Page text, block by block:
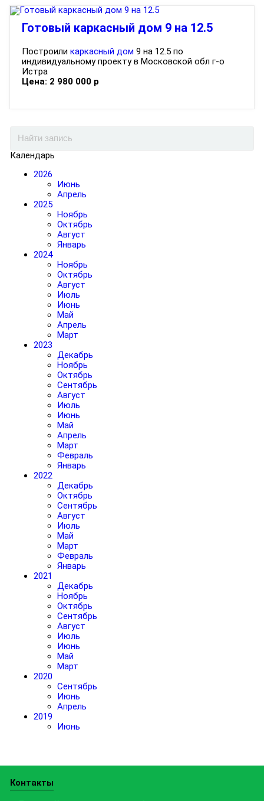
Готовый каркасный дом 9 на 12.5
Построили каркасный дом 9 на 12.5 по
индивидуальному проекту в Московской обл г-о
Истра
Цена: 2 980 000 р
Календарь
2026
Июнь
Апрель
2025
Ноябрь
Октябрь
Август
Январь
2024
Ноябрь
Октябрь
Август
Июль
Июнь
Май
Апрель
Март
2023
Декабрь
Ноябрь
Октябрь
Сентябрь
Август
Июль
Июнь
Май
Апрель
Март
Февраль
Январь
2022
Декабрь
Октябрь
Сентябрь
Август
Июль
Май
Март
Февраль
Январь
2021
Декабрь
Ноябрь
Октябрь
Сентябрь
Август
Июль
Июнь
Май
Март
2020
Сентябрь
Июнь
Апрель
2019
Июнь
Контакты